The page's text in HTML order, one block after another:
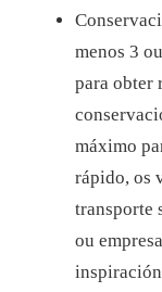
menos 3
para obter
máximo
rápido, os
transporte
ou